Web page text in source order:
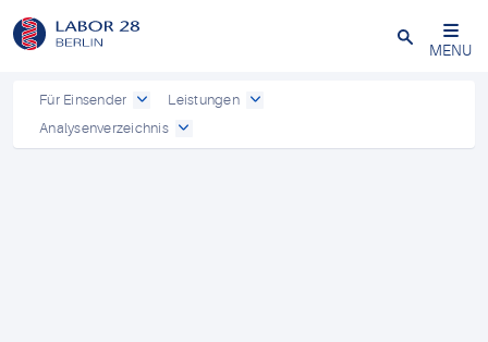
Schließen
MENU
Für Einsender
Leistungen
Analysenverzeichnis